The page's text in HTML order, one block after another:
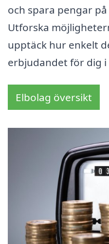
och spara pengar
Utforska
upptäck hur enkelt
erbjudandet för dig i
Elbolag översikt